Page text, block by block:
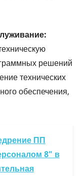
решений
технических
обеспечения,
ПП
8" в